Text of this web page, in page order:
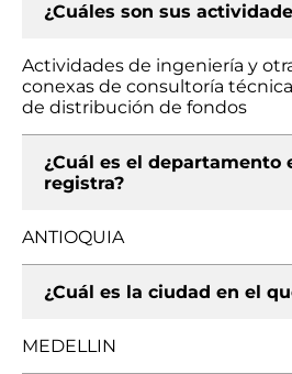
¿Cuáles son sus
Actividades de ingeniería y
conexas de consultoría
de distribución de fondos
¿Cuál es el departamento
registra?
ANTIOQUIA
¿Cuál es la ciudad en el
MEDELLIN